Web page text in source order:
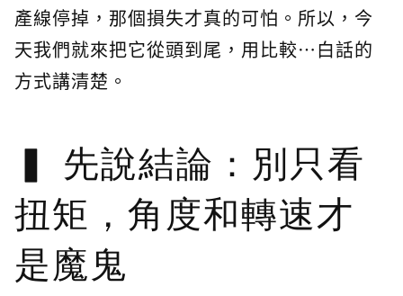
產線停掉，那個損失才真的可怕。所以，今
天我們就來把它從頭到尾，用比較…白話的
方式講清楚。
先說結論：別只看
扭矩，角度和轉速才
是魔鬼